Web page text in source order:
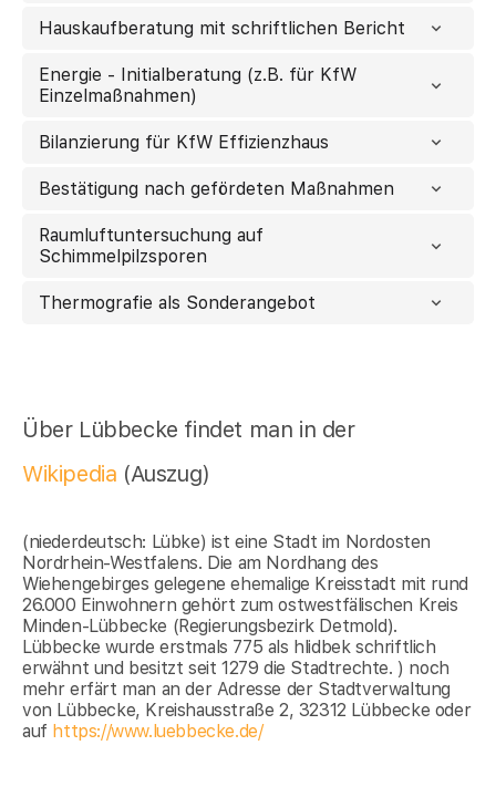
Hauskaufberatung mit schriftlichen Bericht
Energie - Initialberatung (z.B. für KfW
Einzelmaßnahmen)
Bilanzierung für KfW Effizienzhaus
Bestätigung nach gefördeten Maßnahmen
Raumluftuntersuchung auf
Schimmelpilzsporen
Thermografie als Sonderangebot
Über Lübbecke findet man in der
Wikipedia (Auszug)
(niederdeutsch: Lübke) ist eine Stadt im Nordosten
Nordrhein-Westfalens. Die am Nordhang des
Wiehengebirges gelegene ehemalige Kreisstadt mit rund
26.000 Einwohnern gehört zum ostwestfälischen Kreis
Minden-Lübbecke (Regierungsbezirk Detmold).
Lübbecke wurde erstmals 775 als hlidbek schriftlich
erwähnt und besitzt seit 1279 die Stadtrechte. ) noch
mehr erfärt man an der Adresse der Stadtverwaltung
von Lübbecke, Kreishausstraße 2, 32312 Lübbecke oder
auf https://www.luebbecke.de/